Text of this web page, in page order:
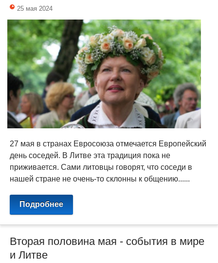
25 мая 2024
27 мая в странах Евросоюза отмечается Европейский
день соседей. В Литве эта традиция пока не
приживается. Сами литовцы говорят, что соседи в
нашей стране не очень-то склонны к общению......
Подробнее
Вторая половина мая - события в мире
и Литве